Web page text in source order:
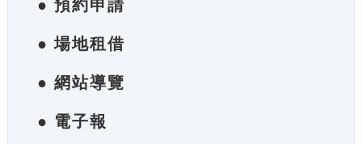
● 預約申請
● 場地租借
● 網站導覽
● 電子報